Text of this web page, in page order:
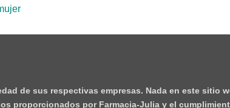
de sus respectivas empresas. Nada en este sitio
proporcionados por Farmacia-Julia y el